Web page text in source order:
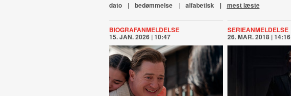
dato | bedømmelse | alfabetisk | mest læste
BIOGRAFANMELDELSE
15. JAN. 2026 | 10:47
SERIEANMELDELSE
26. MAR. 2018 | 14:16